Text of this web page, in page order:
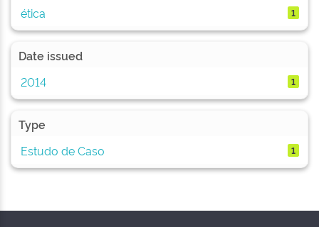
ética 1
Date issued
2014
1
Type
Estudo de Caso
1